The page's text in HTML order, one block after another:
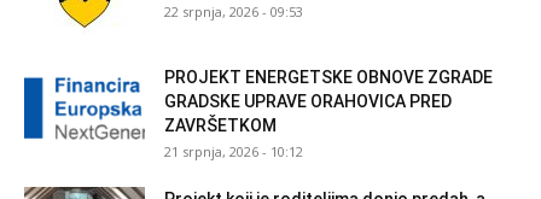
22 srpnja, 2026 - 09:53
PROJEKT ENERGETSKE OBNOVE ZGRADE
GRADSKE UPRAVE ORAHOVICA PRED
ZAVRŠETKOM
21 srpnja, 2026 - 10:12